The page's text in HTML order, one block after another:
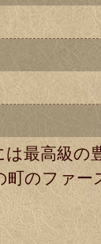
最高級
のファ